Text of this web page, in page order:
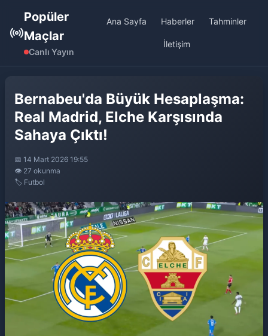
Popüler
Maçlar
Canlı Yayın
Ana Sayfa Haberler Tahminler
İletişim
Bernabeu'da Büyük Hesaplaşma:
Real Madrid, Elche Karşısında
Sahaya Çıktı!
📅 14 Mart 2026 19:55
👁️ 27 okunma
🏷️ Futbol